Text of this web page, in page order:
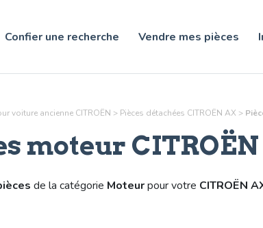
Confier une recherche Vendre mes pièces
voiture ancienne CITROËN > Pièces détachées CITROËN AX >
moteur
de la catégorie Moteurpour votre CITROËN